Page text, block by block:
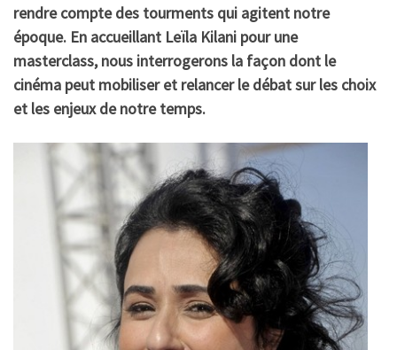
rendre compte des tourments qui agitent notre
époque. En accueillant Leïla Kilani pour une
masterclass, nous interrogerons la façon dont le
cinéma peut mobiliser et relancer le débat sur les choix
et les enjeux de notre temps.